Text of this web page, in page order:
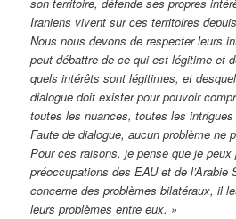
Iraniens vivent sur ces territoires
Nous nous devons de respecter leurs
peut débattre de ce qui est légitime et
quels intérêts sont légitimes, et
dialogue doit exister pour pouvoir
toutes les nuances, toutes les
Faute de dialogue, aucun problème ne
Pour ces raisons, je pense que je peux
préoccupations des EAU et de
concerne des problèmes bilatéraux, il
leurs problèmes entre eux. »